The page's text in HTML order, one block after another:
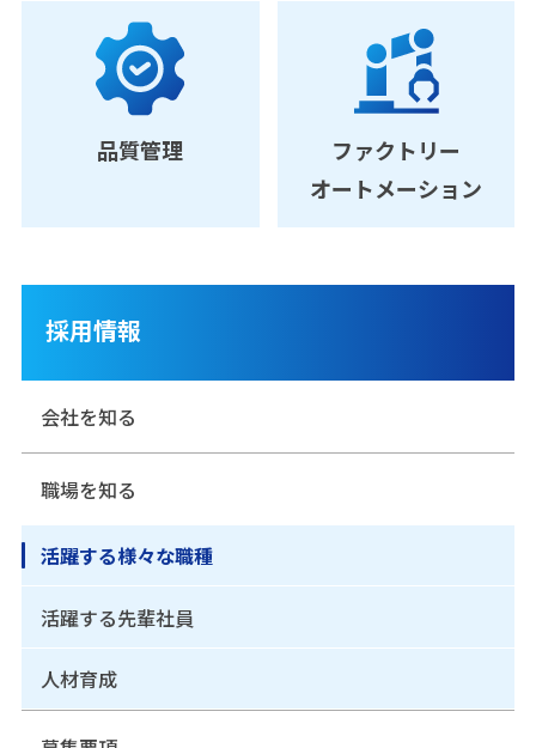
品質管理
ファクトリー
オートメーション
採用情報
会社を知る
職場を知る
活躍する様々な職種
活躍する先輩社員
人材育成